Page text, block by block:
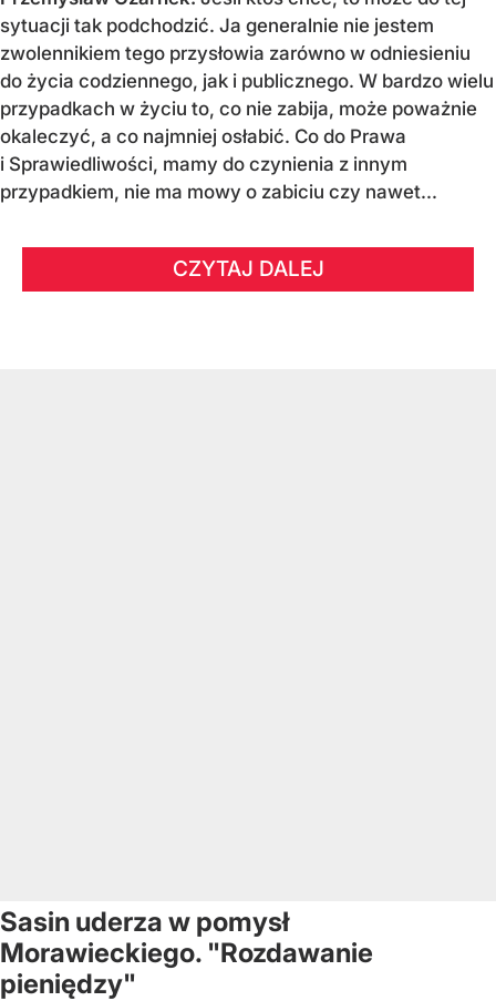
sytuacji tak podchodzić. Ja generalnie nie jestem
zwolennikiem tego przysłowia zarówno w odniesieniu
do życia codziennego, jak i publicznego. W bardzo wielu
przypadkach w życiu to, co nie zabija, może poważnie
okaleczyć, a co najmniej osłabić. Co do Prawa
i Sprawiedliwości, mamy do czynienia z innym
przypadkiem, nie ma mowy o zabiciu czy nawet...
CZYTAJ DALEJ
Sasin uderza w pomysł
Morawieckiego. "Rozdawanie
pieniędzy"